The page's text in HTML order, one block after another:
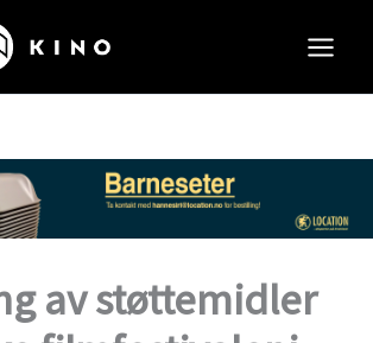
av støttemidler